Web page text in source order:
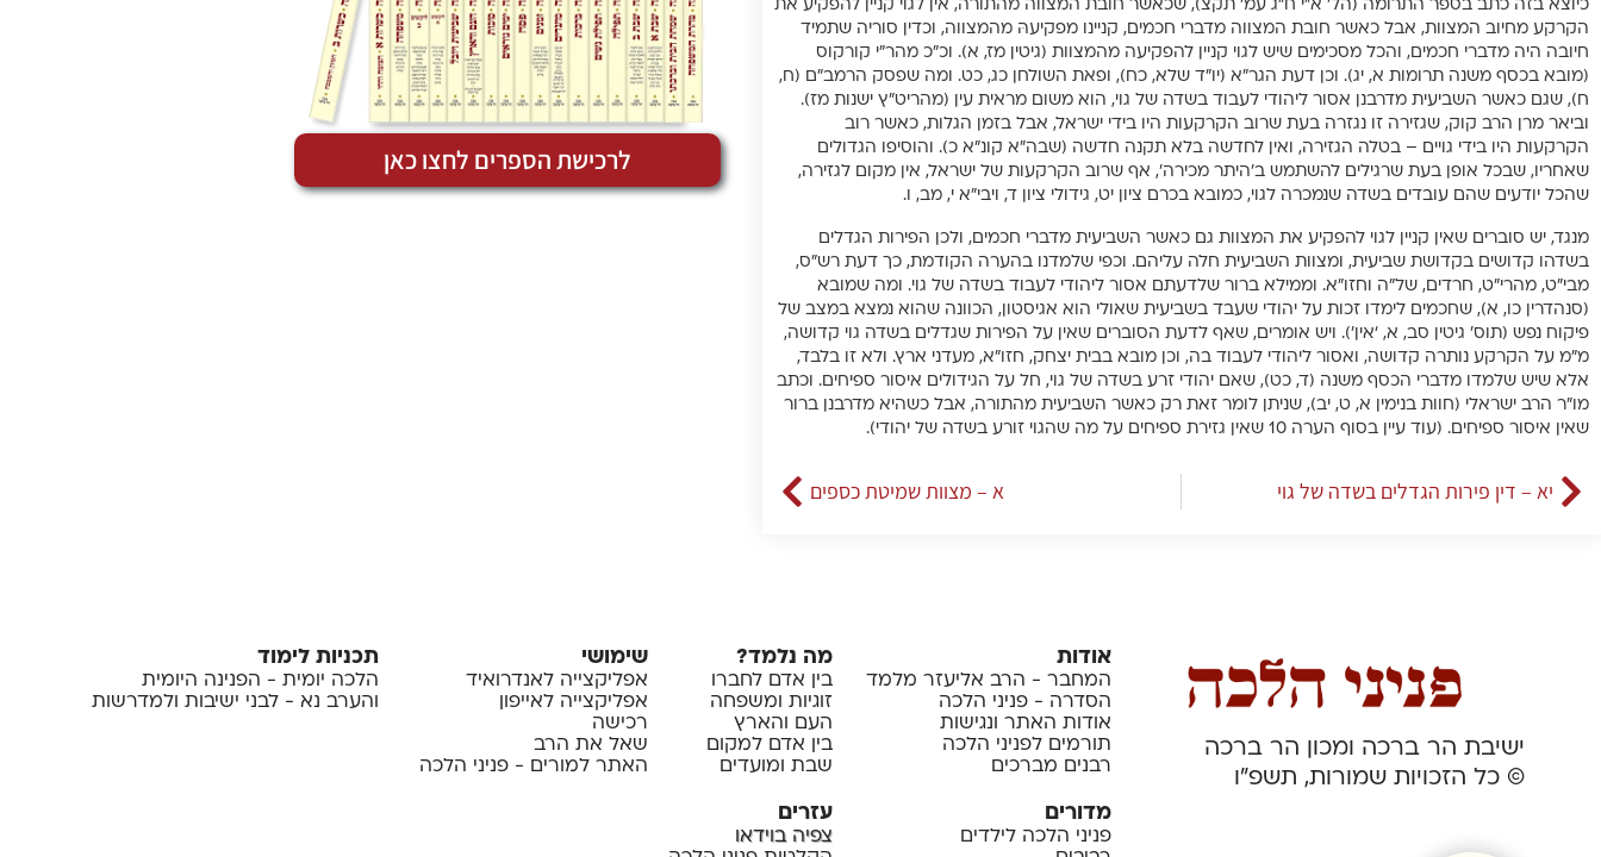
כיוצא בזה כתב בספר התרומה (הל’ א”י ח”ג עמ’ תקצ), שכאשר חובת המצווה מהתורה, אין לגוי קניין להפקיע את
הקרקע מחיוב המצוות, אבל כאשר חובת המצווה מדברי חכמים, קניינו מפקיעהּ מהמצווה, וכדין סוריה שתמיד
חיובה היה מדברי חכמים, והכל מסכימים שיש לגוי קניין להפקיעה מהמצוות (גיטין מז, א). וכ”כ מהר”י קורקוס
(מובא בכסף משנה תרומות א, יג). וכן דעת הגר”א (יו”ד שלא, כח), ופאת השולחן כג, כט. ומה שפסק הרמב”ם (ח,
ח), שגם כאשר השביעית מדרבנן אסור ליהודי לעבוד בשדה של גוי, הוא משום מראית עין (מהריט”ץ ישנות מז).
וביאר מרן הרב קוק, שגזירה זו נגזרה בעת שרוב הקרקעות היו בידי ישראל, אבל בזמן הגלות, כאשר רוב
הקרקעות היו בידי גויים – בטלה הגזירה, ואין לחדשה בלא תקנה חדשה (שבה”א קונ”א כ). והוסיפו הגדולים
שאחריו, שבכל אופן בעת שרגילים להשתמש ב’היתר מכירה’, אף שרוב הקרקעות של ישראל, אין מקום לגזירה,
שהכל יודעים שהם עובדים בשדה שנמכרה לגוי, כמובא בכרם ציון יט, גידולי ציון ד, ויבי”א י, מב, ו.
מנגד, יש סוברים שאין קניין לגוי להפקיע את המצוות גם כאשר השביעית מדברי חכמים, ולכן הפירות הגדלים
בשדהו קדושים בקדושת שביעית, ומצוות השביעית חלה עליהם. וכפי שלמדנו בהערה הקודמת, כך דעת רש”ס,
מבי”ט, מהרי”ט, חרדים, של”ה וחזו”א. וממילא ברור שלדעתם אסור ליהודי לעבוד בשדה של גוי. ומה שמובא
(סנהדרין כו, א), שחכמים לימדו זכות על יהודי שעבד בשביעית שאולי הוא אגיסטון, הכוונה שהוא נמצא במצב של
פיקוח נפש (תוס’ גיטין סב, א, ‘אין’). ויש אומרים, שאף לדעת הסוברים שאין על הפירות שגדלים בשדה גוי קדושה,
מ”מ על הקרקע נותרה קדושה, ואסור ליהודי לעבוד בה, וכן מובא בבית יצחק, חזו”א, מעדני ארץ. ולא זו בלבד,
אלא שיש שלמדו מדברי הכסף משנה (ד, כט), שאם יהודי זרע בשדה של גוי, חל על הגידולים איסור ספיחים. וכתב
מו”ר הרב ישראלי (חוות בנימין א, ט, יב), שניתן לומר זאת רק כאשר השביעית מהתורה, אבל כשהיא מדרבנן ברור
שאין איסור ספיחים. (עוד עיין בסוף הערה 10 שאין גזירת ספיחים על מה שהגוי זורע בשדה של יהודי).
יא – דין פירות הגדלים בשדה של גוי א – מצוות שמיטת כספים
לרכישת הספרים לחצו כאן
ישיבת הר ברכה ומכון הר ברכה
© כל הזכויות שמורות, תשפ”ו
אודות
המחבר - הרב אליעזר מלמד
הסדרה - פניני הלכה
אודות האתר ונגישות
תורמים לפניני הלכה
רבנים מברכים
מה נלמד?
בין אדם לחברו
זוגיות ומשפחה
העם והארץ
בין אדם למקום
שבת ומועדים
שימושי
אפליקצייה לאנדרואיד
אפליקצייה לאייפון
רכישה
שאל את הרב
האתר למורים - פניני הלכה
תכניות לימוד
הלכה יומית - הפנינה היומית
והערב נא - לבני ישיבות ולמדרשות
מדורים
פניני הלכה לילדים
עזרים
צפיה בוידאו